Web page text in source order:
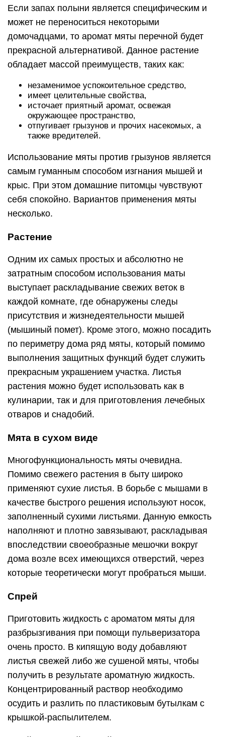
Если запах полыни является специфическим и
может не переноситься некоторыми
домочадцами, то аромат мяты перечной будет
прекрасной альтернативой. Данное растение
обладает массой преимуществ, таких как:
незаменимое успокоительное средство,
имеет целительные свойства,
источает приятный аромат, освежая
окружающее пространство,
отпугивает грызунов и прочих насекомых, а
также вредителей.
Использование мяты против грызунов является
самым гуманным способом изгнания мышей и
крыс. При этом домашние питомцы чувствуют
себя спокойно. Вариантов применения мяты
несколько.
Растение
Одним их самых простых и абсолютно не
затратным способом использования маты
выступает раскладывание свежих веток в
каждой комнате, где обнаружены следы
присутствия и жизнедеятельности мышей
(мышиный помет). Кроме этого, можно посадить
по периметру дома ряд мяты, который помимо
выполнения защитных функций будет служить
прекрасным украшением участка. Листья
растения можно будет использовать как в
кулинарии, так и для приготовления лечебных
отваров и снадобий.
Мята в сухом виде
Многофункциональность мяты очевидна.
Помимо свежего растения в быту широко
применяют сухие листья. В борьбе с мышами в
качестве быстрого решения используют носок,
заполненный сухими листьями. Данную емкость
наполняют и плотно завязывают, раскладывая
впоследствии своеобразные мешочки вокруг
дома возле всех имеющихся отверстий, через
которые теоретически могут пробраться мыши.
Спрей
Приготовить жидкость с ароматом мяты для
разбрызгивания при помощи пульверизатора
очень просто. В кипящую воду добавляют
листья свежей либо же сушеной мяты, чтобы
получить в результате ароматную жидкость.
Концентрированный раствор необходимо
осудить и разлить по пластиковым бутылкам с
крышкой-распылителем.